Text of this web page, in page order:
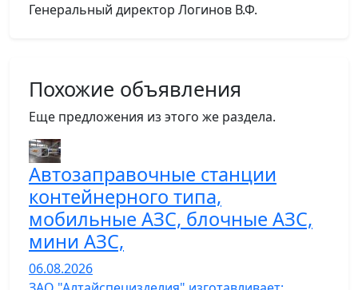
Генеральный директор Логинов В.Ф.
Похожие объявления
Еще предложения из этого же раздела.
Автозаправочные станции
контейнерного типа,
мобильные АЗС, блочные АЗС,
мини АЗС,
06.08.2026